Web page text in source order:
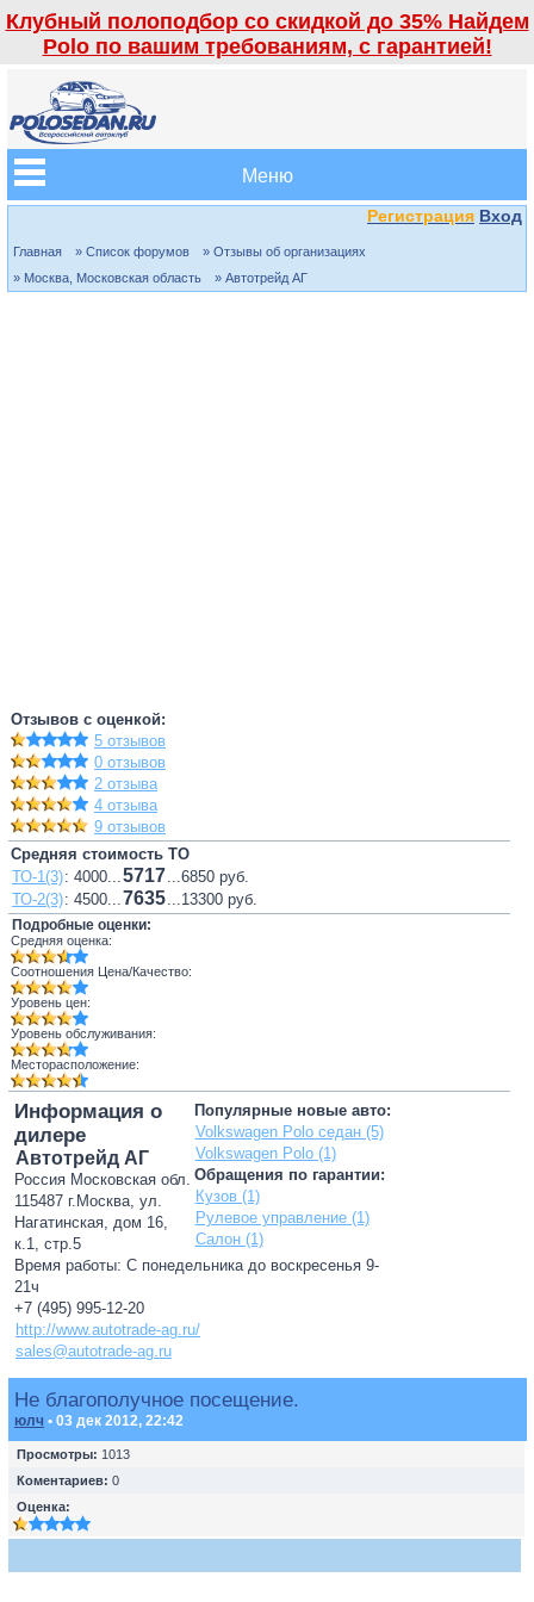
Клубный полоподбор со скидкой до 35% Найдем
Polo по вашим требованиям, с гарантией!
Меню
Регистрация Вход
Главная » Список форумов
» Отзывы об организациях
» Москва, Московская область
» Автотрейд АГ
Отзывов с оценкой:
5 отзывов
0 отзывов
2 отзыва
4 отзыва
9 отзывов
Средняя стоимость ТО
ТО-1(3): 4000...5717...6850 руб.
ТО-2(3): 4500...7635...13300 руб.
Подробные оценки:
Средняя оценка:
Соотношения Цена/Качество:
Уровень цен:
Уровень обслуживания:
Месторасположение:
Популярные новые авто:
Volkswagen Polo седан (5)
Volkswagen Polo (1)
Обращения по гарантии:
Кузов (1)
Рулевое управление (1)
Салон (1)
Информация о
дилере
Автотрейд АГ
Россия Московская обл.
115487 г.Москва, ул.
Нагатинская, дом 16,
к.1, стр.5
Время работы: С понедельника до воскресенья 9-
21ч
+7 (495) 995-12-20
http://www.autotrade-ag.ru/
sales@autotrade-ag.ru
Не благополучное посещение.
юлч • 03 дек 2012, 22:42
Просмотры: 1013
Коментариев: 0
Оценка: